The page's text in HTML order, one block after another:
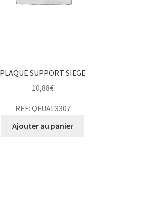
PLAQUE SUPPORT SIEGE
10,88€
REF: QFUAL3307
Ajouter au panier